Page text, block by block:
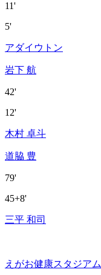
11'
5'
アダイウトン
岩下 航
42'
12'
木村 卓斗
道脇 豊
79'
45+8'
三平 和司
えがお健康スタジアム